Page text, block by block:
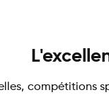
compétitions